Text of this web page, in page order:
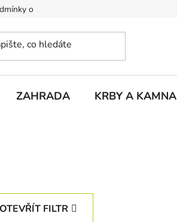
ochrany osobních údajů
ZAHRADA KRBY A KAMNA
OTEVŘÍT FILTR